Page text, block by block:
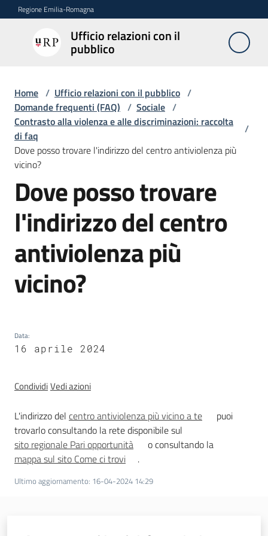
Vai al contenuto
Vai alla navigazione
Vai al footer
Regione Emilia-Romagna
Ufficio relazioni con il
pubblico
Ufficio
relazioni
pubblico
Novità
Servizi
dell'Urp
Accesso
e
trasparenza
frequenti
(FAQ)
P
r
s
o
n
e
Home / Ufficio relazioni con il pubblico /
Domande frequenti (FAQ) / Sociale /
Contrasto alla violenza e alle discriminazioni: raccolta
di faq
/
Dove posso trovare l'indirizzo del centro antiviolenza più
vicino?
Salta al contenuto
Dove posso trovare
l'indirizzo del centro
antiviolenza più
vicino?
Data:
16 aprile 2024
CondividiVedi azioni
L'indirizzo del centro antiviolenza più vicino a te
puoi
trovarlo consultando la rete disponibile sul
sito regionale Pari opportunità
o consultando la
mappa sul sito Come ci trovi
.
Ultimo aggiornamento: 16-04-2024 14:29